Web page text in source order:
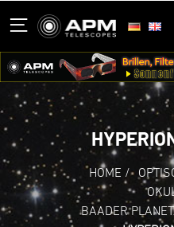
HOME /
BAADER